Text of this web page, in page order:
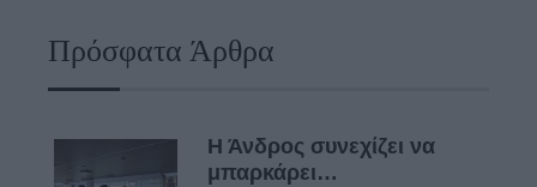
Πρόσφατα Άρθρα
Η Άνδρος συνεχίζει να
μπαρκάρει…